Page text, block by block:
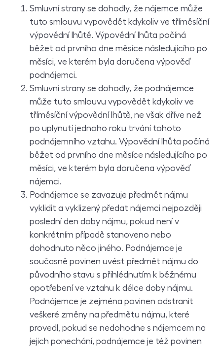
Smluvní strany se dohodly, že nájemce může
tuto smlouvu vypovědět kdykoliv ve tříměsíční
výpovědní lhůtě. Výpovědní lhůta počíná
běžet od prvního dne měsíce následujícího po
měsíci, ve kterém byla doručena výpověď
podnájemci.
Smluvní strany se dohodly, že podnájemce
může tuto smlouvu vypovědět kdykoliv ve
tříměsíční výpovědní lhůtě, ne však dříve než
po uplynutí jednoho roku trvání tohoto
podnájemního vztahu. Výpovědní lhůta počíná
běžet od prvního dne měsíce následujícího po
měsíci, ve kterém byla doručena výpověď
nájemci.
Podnájemce se zavazuje předmět nájmu
vyklidit a vyklizený předat nájemci nejpozději
poslední den doby nájmu, pokud není v
konkrétním případě stanoveno nebo
dohodnuto něco jiného. Podnájemce je
současně povinen uvést předmět nájmu do
původního stavu s přihlédnutím k běžnému
opotřebení ve vztahu k délce doby nájmu.
Podnájemce je zejména povinen odstranit
veškeré změny na předmětu nájmu, které
provedl, pokud se nedohodne s nájemcem na
jejich ponechání, podnájemce je též povinen